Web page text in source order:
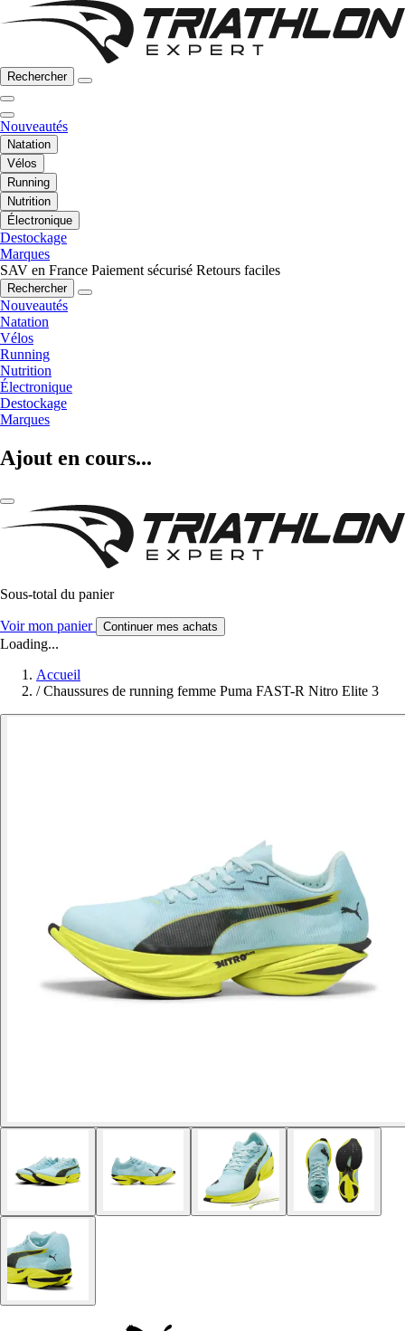
Rechercher
Nouveautés
Natation
Vélos
Running
Nutrition
Électronique
Destockage
Marques
SAV en France Paiement sécurisé Retours faciles
Rechercher
Nouveautés
Natation
Vélos
Running
Nutrition
Électronique
Destockage
Marques
Ajout en cours...
Sous-total du panier
Voir mon panier Continuer mes achats
Loading...
Accueil
/ Chaussures de running femme Puma FAST-R Nitro Elite 3